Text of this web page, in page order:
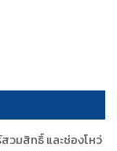
วมสิทธิ์ และช่องโหว่